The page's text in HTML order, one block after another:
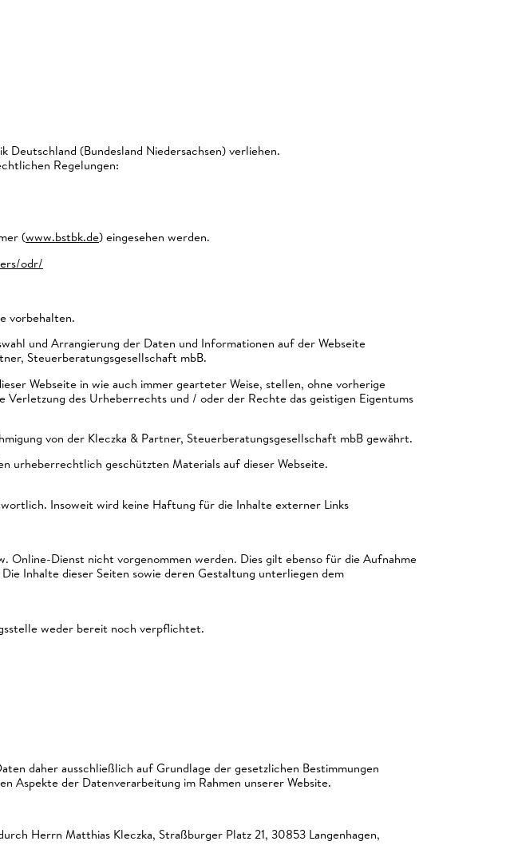
(Bundesland Niedersachsen) verliehen.
Regelungen:
(www.bstbk.de) eingesehen werden.
odr/
vorbehalten.
und Arrangierung der Daten und Informationen auf der Webseite
Steuerberatungsgesellschaft mbB.
Webseite in wie auch immer gearteter Weise, stellen, ohne vorherige
des Urheberrechts und / oder der Rechte das geistigen Eigentums
von der Kleczka & Partner, Steuerberatungsgesellschaft mbB gewährt.
urheberrechtlich geschützten Materials auf dieser Webseite.
Insoweit wird keine Haftung für die Inhalte externer Links
Online-Dienst nicht vorgenommen werden. Dies gilt ebenso für die Aufnahme
Inhalte dieser Seiten sowie deren Gestaltung unterliegen dem
weder bereit noch verpflichtet.
daher ausschließlich auf Grundlage der gesetzlichen Bestimmungen
Aspekte der Datenverarbeitung im Rahmen unserer Website.
Herrn Matthias Kleczka, Straßburger Platz 21, 30853 Langenhagen,